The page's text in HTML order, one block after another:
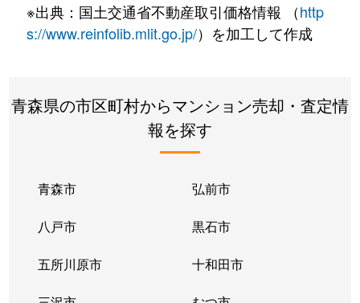
※出典：国土交通省不動産取引価格情報 （http
s://www.reinfolib.mlit.go.jp/）を加工して作成
青森県の市区町村からマンション売却・査定情
報を探す
青森市 弘前市
八戸市 黒石市
五所川原市 十和田市